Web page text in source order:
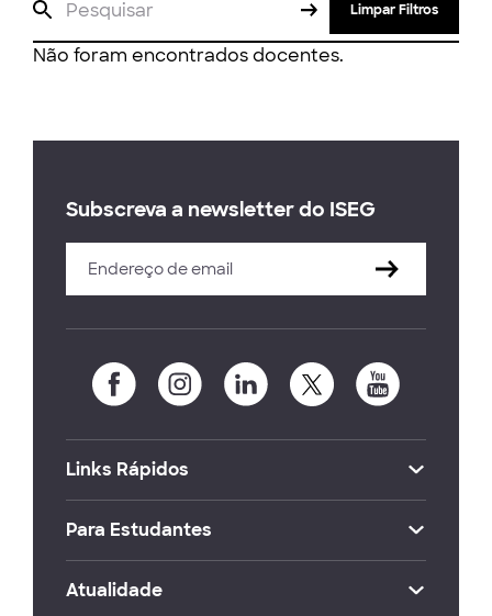
Limpar Filtros
Não foram encontrados docentes.
Subscreva a newsletter do ISEG
Links Rápidos
Para Estudantes
Atualidade